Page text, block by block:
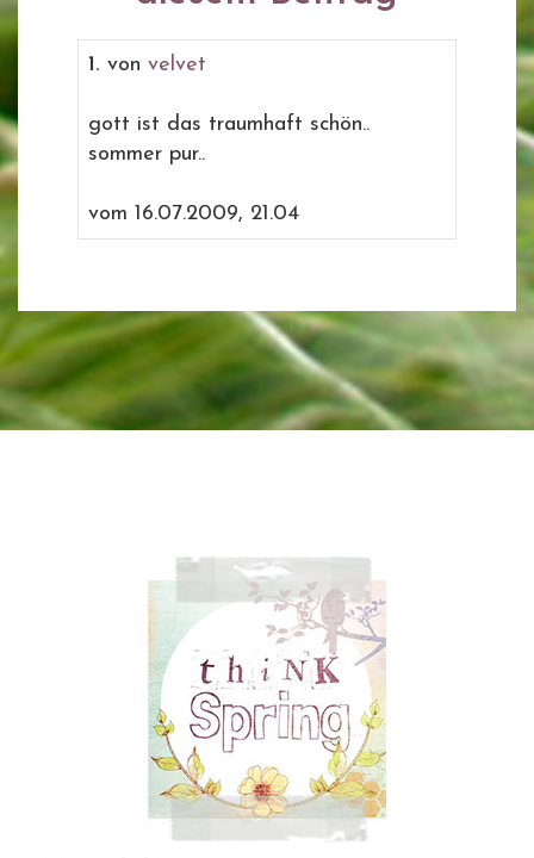
1. von velvet
gott ist das traumhaft schön..
sommer pur..
vom 16.07.2009, 21.04